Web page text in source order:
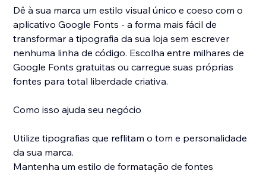
Dê à sua marca um estilo visual único e coeso com o
aplicativo Google Fonts - a forma mais fácil de
transformar a tipografia da sua loja sem escrever
nenhuma linha de código. Escolha entre milhares de
Google Fonts gratuitas ou carregue suas próprias
fontes para total liberdade criativa.
Como isso ajuda seu negócio
Utilize tipografias que reflitam o tom e personalidade
da sua marca.
Mantenha um estilo de formatação de fontes